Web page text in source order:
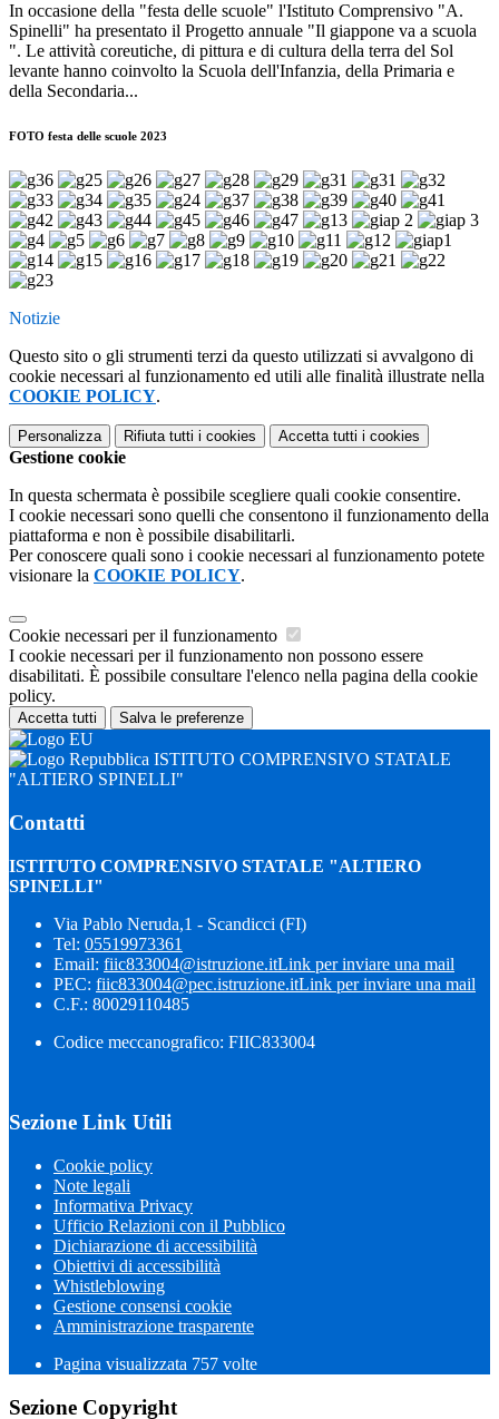
In occasione della "festa delle scuole" l'Istituto Comprensivo "A.
Spinelli" ha presentato il Progetto annuale "Il giappone va a scuola
". Le attività coreutiche, di pittura e di cultura della terra del Sol
levante hanno coinvolto la Scuola dell'Infanzia, della Primaria e
della Secondaria...
FOTO festa delle scuole 2023
Notizie
Questo sito o gli strumenti terzi da questo utilizzati si avvalgono di
cookie necessari al funzionamento ed utili alle finalità illustrate nella
COOKIE POLICY.
Personalizza Rifiuta tutti i cookies Accetta tutti i cookies
Gestione cookie
In questa schermata è possibile scegliere quali cookie consentire.
I cookie necessari sono quelli che consentono il funzionamento della
piattaforma e non è possibile disabilitarli.
Per conoscere quali sono i cookie necessari al funzionamento potete
visionare la COOKIE POLICY.
Cookie necessari per il funzionamento
I cookie necessari per il funzionamento non possono essere
disabilitati. È possibile consultare l'elenco nella pagina della cookie
policy.
Accetta tutti Salva le preferenze
ISTITUTO COMPRENSIVO STATALE
"ALTIERO SPINELLI"
Contatti
ISTITUTO COMPRENSIVO STATALE "ALTIERO
SPINELLI"
Via Pablo Neruda,1 - Scandicci (FI)
Tel: 05519973361
Email: fiic833004@istruzione.itLink per inviare una mail
PEC: fiic833004@pec.istruzione.itLink per inviare una mail
C.F.: 80029110485
Codice meccanografico: FIIC833004
Sezione Link Utili
Cookie policy
Note legali
Informativa Privacy
Ufficio Relazioni con il Pubblico
Dichiarazione di accessibilità
Obiettivi di accessibilità
Whistleblowing
Gestione consensi cookie
Amministrazione trasparente
Pagina visualizzata 757 volte
Sezione Copyright